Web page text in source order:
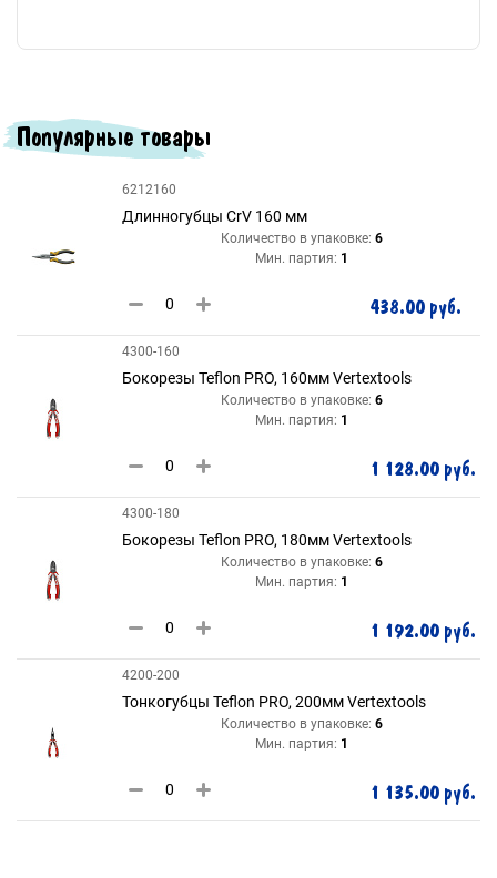
Популярные товары
6212160
Длинногубцы CrV 160 мм
Количество в упаковке: 6
Мин. партия: 1
438.00 руб.
4300-160
Бокорезы Teflon PRO, 160мм Vertextools
Количество в упаковке: 6
Мин. партия: 1
1 128.00 руб.
4300-180
Бокорезы Teflon PRO, 180мм Vertextools
Количество в упаковке: 6
Мин. партия: 1
1 192.00 руб.
4200-200
Тонкогубцы Teflon PRO, 200мм Vertextools
Количество в упаковке: 6
Мин. партия: 1
1 135.00 руб.